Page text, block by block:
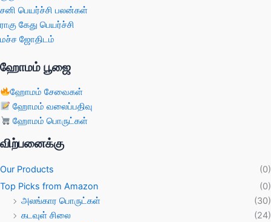
சனி பெயர்ச்சி பலன்கள்
ராகு கேது பெயர்ச்சி
மச்ச ஜோதிடம்
ஹோமம் பூஜை
ஹோமம் சேவைகள்
ஹோமம் வலைப்பதிவு
ஹோமம் பொருட்கள்
விற்பனைக்கு
Our Products
(0)
Top Picks from Amazon
(0)
அலங்கார பொருட்கள்
(30)
கடவுள் சிலை
(24)